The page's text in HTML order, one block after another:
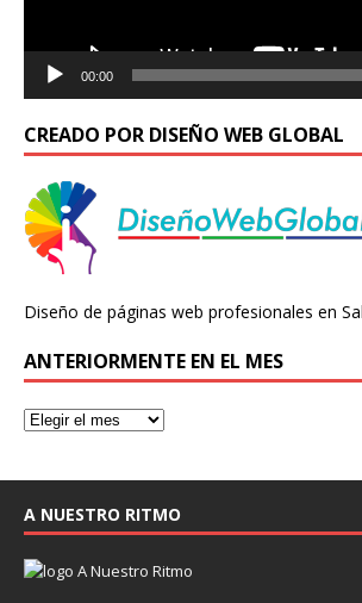
00:00
CREADO POR DISEÑO WEB GLOBAL
Diseño de páginas web profesionales en
ANTERIORMENTE EN EL MES
A NUESTRO RITMO